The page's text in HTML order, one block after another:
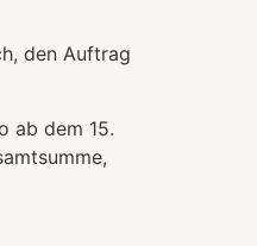
den Auftrag
ab dem 15.